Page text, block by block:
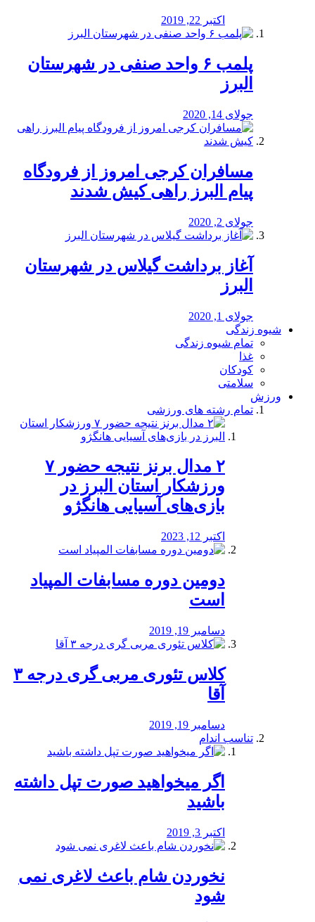
اکتبر 22, 2019
پلمب ۶ واحد صنفی در شهرستان
البرز
جولای 14, 2020
مسافران کرجی امروز از فرودگاه
پیام البرز راهی کیش شدند
جولای 2, 2020
آغاز برداشت گیلاس در شهرستان
البرز
جولای 1, 2020
شیوه زندگی
تمام شیوه زندگی
غذا
کودکان
سلامتی
ورزش
تمام رشته های ورزشی
۲ مدال برنز نتیجه حضور ۷
ورزشکار استان البرز در
بازی‌های آسیایی هانگژو
اکتبر 12, 2023
دومین دوره مسابفات المپیاد
است
دسامبر 19, 2019
کلاس تئوری مربی گری درجه ۳
آقا
دسامبر 19, 2019
تناسب اندام
اگر میخواهید صورت تپل داشته
باشید
اکتبر 3, 2019
نخوردن شام باعث لاغری نمی
‌شود